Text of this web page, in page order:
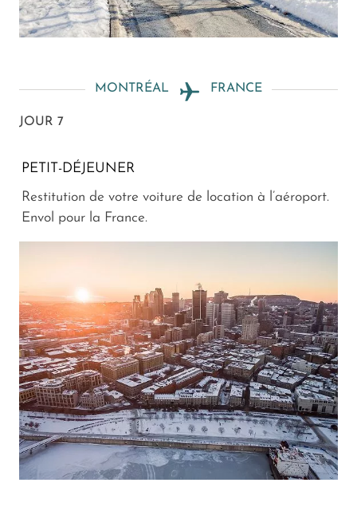
MONTRÉAL FRANCE
JOUR 7
PETIT-DÉJEUNER
Restitution de votre voiture de location à l’aéroport.
Envol pour la France.